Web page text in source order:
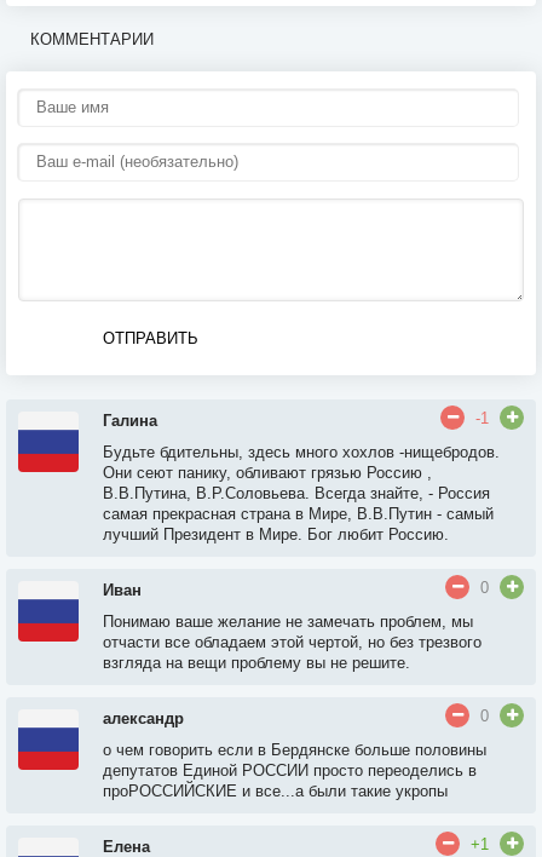
КОММЕНТАРИИ
ОТПРАВИТЬ
Галина
-1
Будьте бдительны, здесь много хохлов -нищебродов.
Они сеют панику, обливают грязью Россию ,
В.В.Путина, В.Р.Соловьева. Всегда знайте, - Россия
самая прекрасная страна в Мире, В.В.Путин - самый
лучший Президент в Мире. Бог любит Россию.
Иван
0
Понимаю ваше желание не замечать проблем, мы
отчасти все обладаем этой чертой, но без трезвого
взгляда на вещи проблему вы не решите.
александр
0
о чем говорить если в Бердянске больше половины
депутатов Единой РОССИИ просто переоделись в
проРОССИЙСКИЕ и все...а были такие укропы
Елена
+1